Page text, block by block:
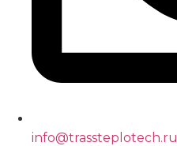
info@trassteplotech.ru